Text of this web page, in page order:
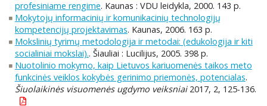
profesiniame rengime. Kaunas : VDU leidykla, 2000. 143 p.
Mokytojų informacinių ir komunikacinių technologijų
kompetencijų projektavimas. Kaunas, 2006. 163 p.
Mokslinių tyrimų metodologija ir metodai: (edukologija ir kiti
socialiniai mokslai).. Šiauliai : Lucilijus, 2005. 398 p.
Nuotolinio mokymo, kaip Lietuvos kariuomenės taikos meto
funkcinės veiklos kokybės gerinimo priemonės, potencialas.
Šiuolaikinės visuomenės ugdymo veiksniai2017, 2, 125-136.